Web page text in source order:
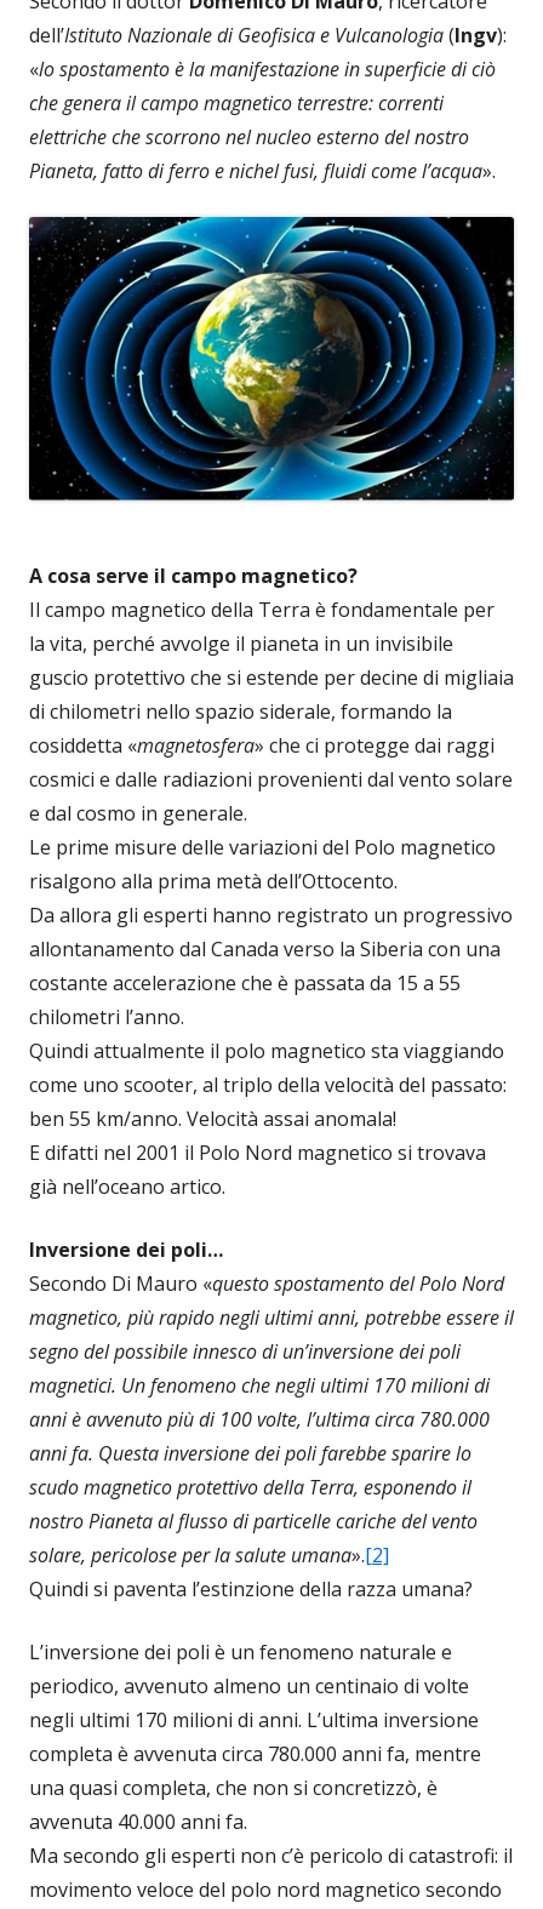
dell’Istituto Nazionale di Geofisica e Vulcanologia(Ingv):
«lo spostamento è la manifestazione in superficie di ciò
che genera il campo magnetico terrestre: correnti
elettriche che scorrono nel nucleo esterno del nostro
Pianeta, fatto di ferro e nichel fusi, fluidi come l’acqua».
A cosa serve il campo magnetico?
Il campo magnetico della Terra è fondamentale per
la vita, perché avvolge il pianeta in un invisibile
guscio protettivo che si estende per decine di migliaia
di chilometri nello spazio siderale, formando la
cosiddetta «magnetosfera» che ci protegge dai raggi
cosmici e dalle radiazioni provenienti dal vento solare
e dal cosmo in generale.
Le prime misure delle variazioni del Polo magnetico
risalgono alla prima metà dell’Ottocento.
Da allora gli esperti hanno registrato un progressivo
allontanamento dal Canada verso la Siberia con una
costante accelerazione che è passata da 15 a 55
chilometri l’anno.
Quindi attualmente il polo magnetico sta viaggiando
come uno scooter, al triplo della velocità del passato:
ben 55 km/anno. Velocità assai anomala!
E difatti nel 2001 il Polo Nord magnetico si trovava
già nell’oceano artico.
Inversione dei poli…
Secondo Di Mauro «questo spostamento del Polo Nord
magnetico, più rapido negli ultimi anni, potrebbe essere il
segno del possibile innesco di un’inversione dei poli
magnetici. Un fenomeno che negli ultimi 170 milioni di
anni è avvenuto più di 100 volte, l’ultima circa 780.000
anni fa. Questa inversione dei poli farebbe sparire lo
scudo magnetico protettivo della Terra, esponendo il
nostro Pianeta al flusso di particelle cariche del vento
solare, pericolose per la salute umana».[2]
Quindi si paventa l’estinzione della razza umana?
L’inversione dei poli è un fenomeno naturale e
periodico, avvenuto almeno un centinaio di volte
negli ultimi 170 milioni di anni. L’ultima inversione
completa è avvenuta circa 780.000 anni fa, mentre
una quasi completa, che non si concretizzò, è
avvenuta 40.000 anni fa.
Ma secondo gli esperti non c’è pericolo di catastrofi: il
movimento veloce del polo nord magnetico secondo